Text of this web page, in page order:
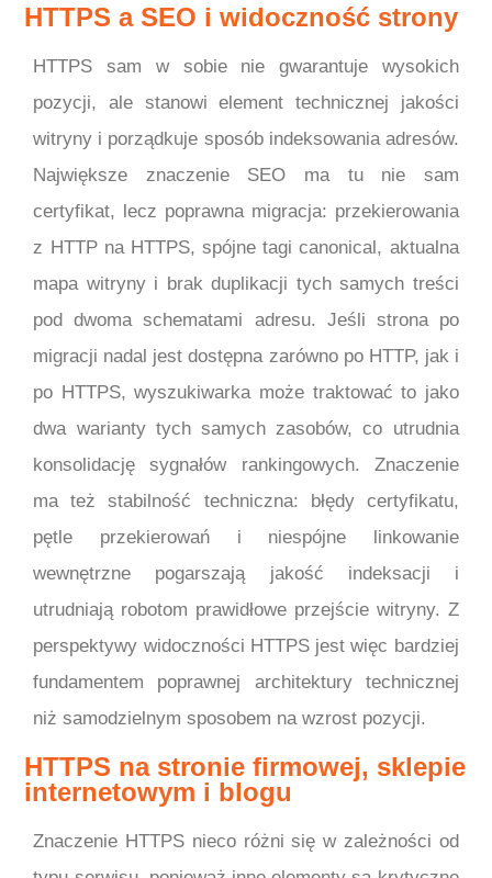
HTTPS a SEO i widoczność strony
HTTPS sam w sobie nie gwarantuje wysokich
pozycji, ale stanowi element technicznej jakości
witryny i porządkuje sposób indeksowania adresów.
Największe znaczenie SEO ma tu nie sam
certyfikat, lecz poprawna migracja: przekierowania
z HTTP na HTTPS, spójne tagi canonical, aktualna
mapa witryny i brak duplikacji tych samych treści
pod dwoma schematami adresu. Jeśli strona po
migracji nadal jest dostępna zarówno po HTTP, jak i
po HTTPS, wyszukiwarka może traktować to jako
dwa warianty tych samych zasobów, co utrudnia
konsolidację sygnałów rankingowych. Znaczenie
ma też stabilność techniczna: błędy certyfikatu,
pętle przekierowań i niespójne linkowanie
wewnętrzne pogarszają jakość indeksacji i
utrudniają robotom prawidłowe przejście witryny. Z
perspektywy widoczności HTTPS jest więc bardziej
fundamentem poprawnej architektury technicznej
niż samodzielnym sposobem na wzrost pozycji.
HTTPS na stronie firmowej, sklepie
internetowym i blogu
Znaczenie HTTPS nieco różni się w zależności od